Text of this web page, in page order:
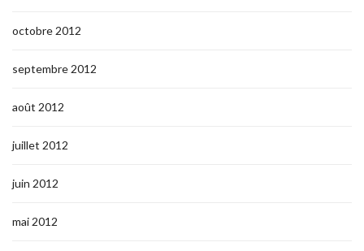
octobre 2012
septembre 2012
août 2012
juillet 2012
juin 2012
mai 2012